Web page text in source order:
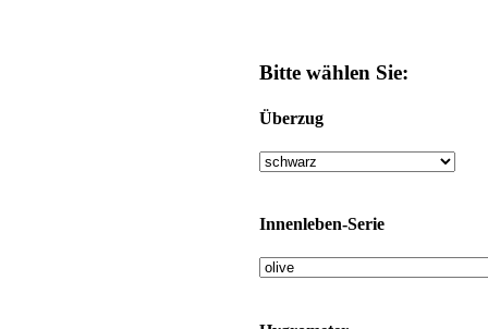
Bitte wählen Sie:
Überzug
Innenleben-Serie